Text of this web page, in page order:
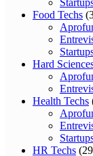
Food Techs
Hard
Health Techs
HR Techs